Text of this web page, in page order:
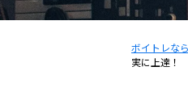
ボイトレな
実に上達！